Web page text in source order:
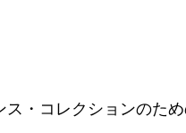
・コレクションのため